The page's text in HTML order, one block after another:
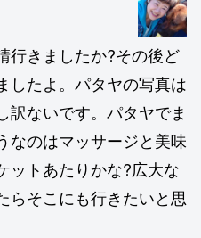
行きましたか?その後ど
したよ。パタヤの写真は
訳ないです。パタヤでま
なのはマッサージと美味
ットあたりかな?広大な
らそこにも行きたいと思